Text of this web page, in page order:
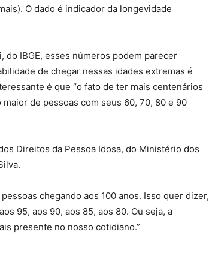
O dado é indicador da longevidade
do IBGE, esses números podem parecer
de chegar nessas idades extremas é
é que “o fato de ter mais centenários
de pessoas com seus 60, 70, 80 e 90
Direitos da Pessoa Idosa, do Ministério dos
chegando aos 100 anos. Isso quer dizer,
95, aos 90, aos 85, aos 80. Ou seja, a
presente no nosso cotidiano.”